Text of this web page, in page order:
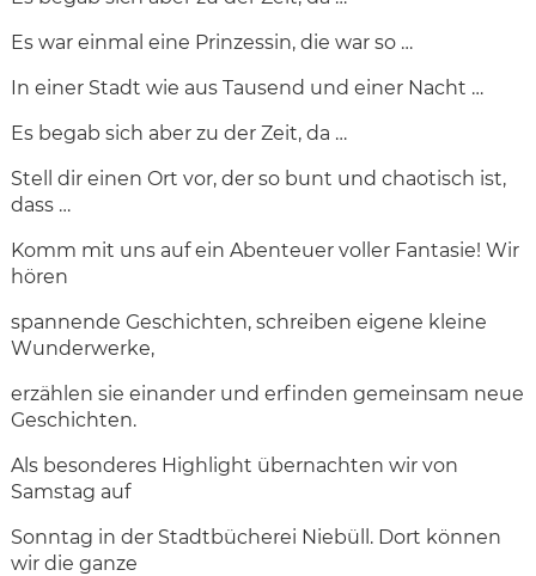
Es war einmal eine Prinzessin, die war so …
In einer Stadt wie aus Tausend und einer Nacht …
Es begab sich aber zu der Zeit, da …
Stell dir einen Ort vor, der so bunt und chaotisch ist,
dass …
Komm mit uns auf ein Abenteuer voller Fantasie! Wir
hören
spannende Geschichten, schreiben eigene kleine
Wunderwerke,
erzählen sie einander und erfinden gemeinsam neue
Geschichten.
Als besonderes Highlight übernachten wir von
Samstag auf
Sonntag in der Stadtbücherei Niebüll. Dort können
wir die ganze